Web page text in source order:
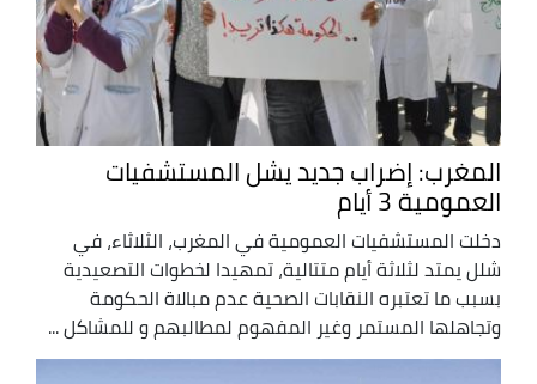
المغرب: إضراب جديد يشل المستشفيات
العمومية 3 أيام
دخلت المستشفيات العمومية في المغرب، الثلاثاء، في
شلل يمتد لثلاثة أيام متتالية، تمهيدا لخطوات التصعيدية
بسبب ما تعتبره النقابات الصحية عدم مبالاة الحكومة
وتجاهلها المستمر وغير المفهوم لمطالبهم و للمشاكل ...